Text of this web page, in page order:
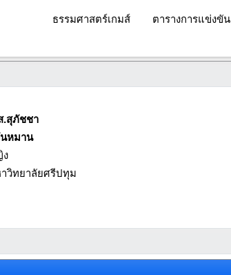
ธรรมศาสตร์เกมส์ ตารางการแข่งขัน
.สุภัชชา
หมาน
วิทยาลัยศรีปทุม